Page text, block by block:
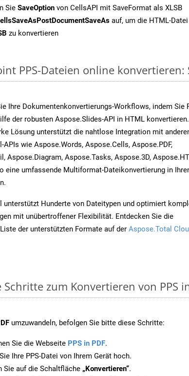
Sie SaveOption von CellsAPI mit SaveFormat als XLSB
auf, um die HTML-
zu konvertieren
PPS-Dateien online
Ihre Dokumentenkonvertierungs-Workflows, indem Sie
der robusten Aspose.Slides-API in HTML
Lösung unterstützt die nahtlose Integration mit
APIs wie Aspose.Words, Aspose.Cells, Aspose.PDF,
Aspose.Diagram, Aspose.Tasks, Aspose.3D,
eine umfassende Multiformat-Dateikonvertierung in
unterstützt Hunderte von Dateitypen und optimiert
mit unübertroffener Flexibilität. Entdecken Sie die
der unterstützten Formate auf der Aspose.Total
Schritte zum Konvertieren von PPS
umzuwandeln, befolgen Sie bitte diese Schritte:
Sie die Webseite PPS in PDF.
Ihre PPS-Datei von Ihrem Gerät hoch.
Sie auf die Schaltfläche „Konvertieren“.